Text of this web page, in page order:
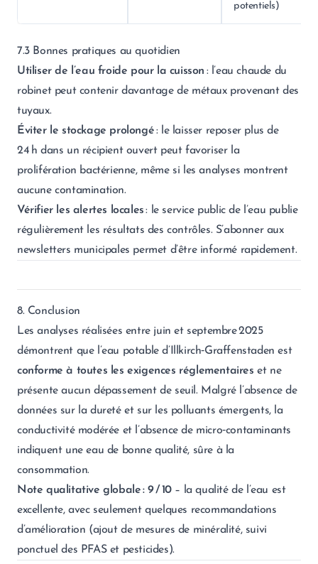
potentiels)
7.3 Bonnes pratiques au quotidien
Utiliser de l’eau froide pour la cuisson : l’eau chaude du
robinet peut contenir davantage de métaux provenant des
tuyaux.
Éviter le stockage prolongé: le laisser reposer plus de
24 h dans un récipient ouvert peut favoriser la
prolifération bactérienne, même si les analyses montrent
aucune contamination.
Vérifier les alertes locales: le service public de l’eau publie
régulièrement les résultats des contrôles. S’abonner aux
newsletters municipales permet d’être informé rapidement.
8. Conclusion
Les analyses réalisées entre juin et septembre 2025
démontrent que l’eau potable d’Illkirch‑Graffenstaden est
conforme à toutes les exigences réglementaires et ne
présente aucun dépassement de seuil. Malgré l’absence de
données sur la dureté et sur les polluants émergents, la
conductivité modérée et l’absence de micro‑contaminants
indiquent une eau de bonne qualité, sûre à la
consommation.
Note qualitative globale : 9 / 10– la qualité de l’eau est
excellente, avec seulement quelques recommandations
d’amélioration (ajout de mesures de minéralité, suivi
ponctuel des PFAS et pesticides).